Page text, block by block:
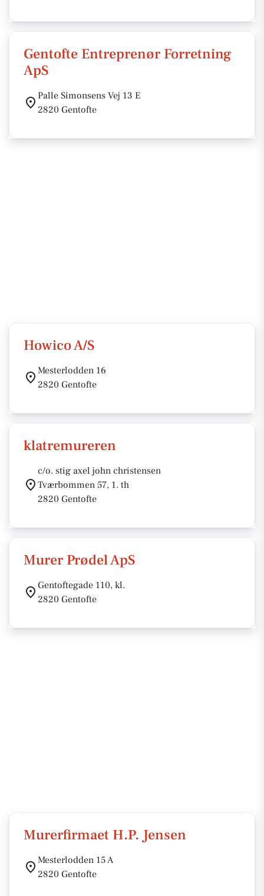
Gentofte Entreprenør Forretning
ApS
Palle Simonsens Vej 13 E
2820 Gentofte
Howico A/S
Mesterlodden 16
2820 Gentofte
klatremureren
c/o. stig axel john christensen
Tværbommen 57, 1. th
2820 Gentofte
Murer Prødel ApS
Gentoftegade 110, kl.
2820 Gentofte
Murerfirmaet H.P. Jensen
Mesterlodden 15 A
2820 Gentofte